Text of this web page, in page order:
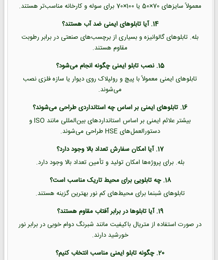
معمولاً سایزهای 70×50 یا 100×70 برای سوله و کارخانه مناسب‌تر هستند.
14. آیا تابلوهای ایمنی ضد آب هستند؟
بله. تابلوهای گالوانیزه و بسیاری از برچسب‌های صنعتی در برابر رطوبت
مقاوم هستند.
15. نصب تابلو ایمنی چگونه انجام می‌شود؟
تابلوهای ایمنی معمولاً با پیچ و رولپلاک روی دیوار یا سازه فلزی نصب
می‌شوند.
16. تابلوهای ایمنی بر اساس چه استانداردی طراحی می‌شوند؟
بیشتر علائم ایمنی بر اساس استانداردهای بین‌المللی مانند ISO و
دستورالعمل‌های HSE طراحی می‌شوند.
17. آیا امکان سفارش تعداد بالا وجود دارد؟
بله. برای پروژه‌ها امکان تولید و تأمین تعداد بالا وجود دارد.
18. چه تابلویی برای محیط تاریک مناسب است؟
تابلوهای شبنما برای محیط‌های کم نور بهترین گزینه هستند.
19. آیا تابلوها در برابر آفتاب مقاوم هستند؟
در صورت استفاده از متریال باکیفیت مانند شبرنگ دوام خوبی در برابر نور
خورشید دارند.
20. چگونه تابلو ایمنی مناسب انتخاب کنیم؟